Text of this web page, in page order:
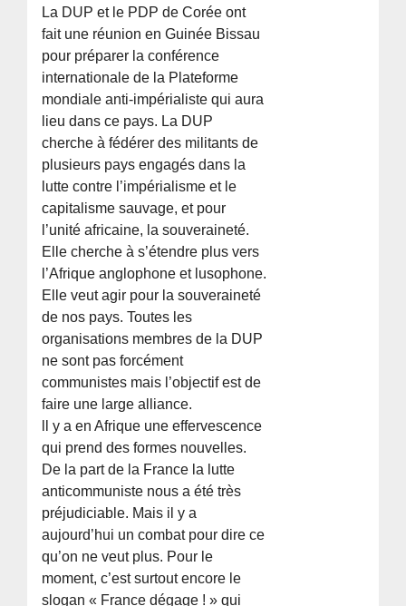
La DUP et le PDP de Corée ont
fait une réunion en Guinée Bissau
pour préparer la conférence
internationale de la Plateforme
mondiale anti-impérialiste qui aura
lieu dans ce pays. La DUP
cherche à fédérer des militants de
plusieurs pays engagés dans la
lutte contre l’impérialisme et le
capitalisme sauvage, et pour
l’unité africaine, la souveraineté.
Elle cherche à s’étendre plus vers
l’Afrique anglophone et lusophone.
Elle veut agir pour la souveraineté
de nos pays. Toutes les
organisations membres de la DUP
ne sont pas forcément
communistes mais l’objectif est de
faire une large alliance.
ll y a en Afrique une effervescence
qui prend des formes nouvelles.
De la part de la France la lutte
anticommuniste nous a été très
préjudiciable. Mais il y a
aujourd’hui un combat pour dire ce
qu’on ne veut plus. Pour le
moment, c’est surtout encore le
slogan « France dégage ! » qui